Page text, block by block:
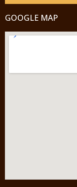
GOOGLE MAP